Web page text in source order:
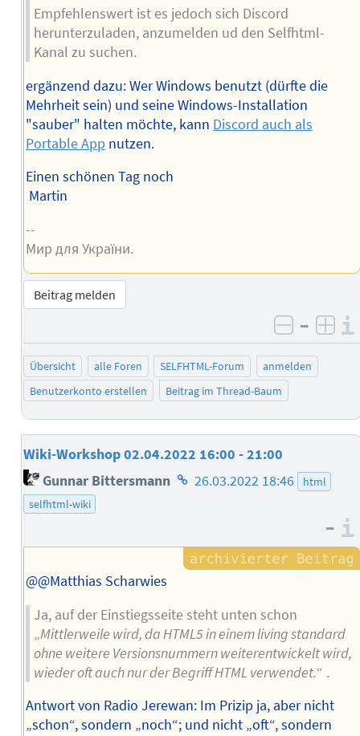
Empfehlenswert ist es jedoch sich Discord
herunterzuladen, anzumelden ud den Selfhtml-
Kanal zu suchen.
ergänzend dazu: Wer Windows benutzt (dürfte die
Mehrheit sein) und seine Windows-Installation
"sauber" halten möchte, kann Discord auch als
Portable App nutzen.
Einen schönen Tag noch
Martin
--
Мир для України.
Beitrag melden
negativ
–
Übersicht alle Foren SELFHTML-Forum
anmelden
Benutzerkonto erstellen
Beitrag im Thread-Baum
Wiki-Workshop 02.04.2022 16:00 - 21:00
Gunnar Bittersmann Homepage
26.03.2022 18:46
html
selfhtml-wiki
–
@@Matthias Scharwies
Ja, auf der Einstiegsseite steht unten schon
„Mittlerweile wird, da HTML5 in einem living standard
ohne weitere Versionsnummern weiterentwickelt wird,
wieder oft auch nur der Begriff HTML verwendet.“ .
Antwort von Radio Jerewan: Im Prizip ja, aber nicht
„schon“, sondern „noch“; und nicht „oft“, sondern